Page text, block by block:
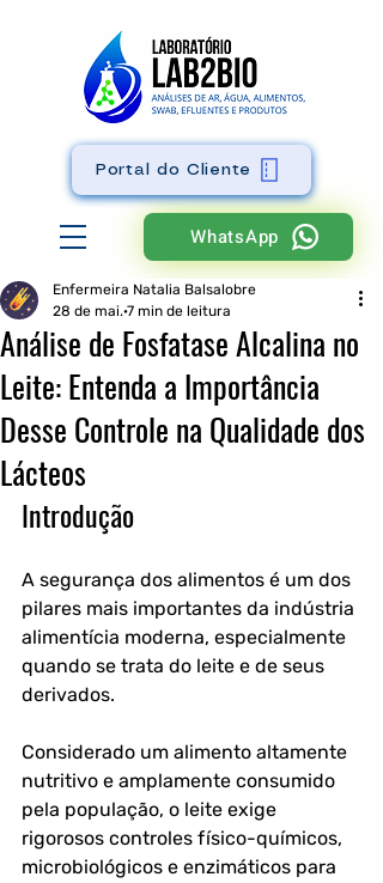
WhatsApp
Portal do Cliente
Análise de Fosfatase Alcalina no
Leite: Entenda a Importância
Desse Controle na Qualidade dos
Lácteos
Enfermeira Natalia Balsalobre
28 de mai. 7 min de leitura
Introdução
A segurança dos alimentos é um dos
pilares mais importantes da indústria
alimentícia moderna, especialmente
quando se trata do leite e de seus
derivados.
Considerado um alimento altamente
nutritivo e amplamente consumido
pela população, o leite exige
rigorosos controles físico-químicos,
microbiológicos e enzimáticos para